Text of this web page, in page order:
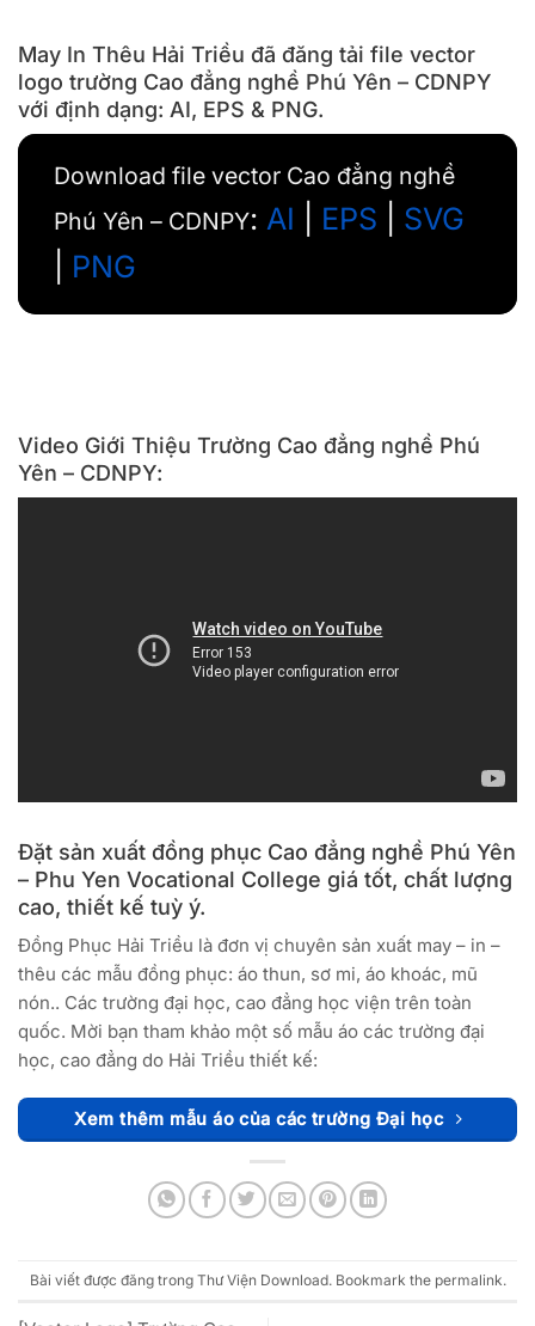
May In Thêu Hải Triều đã đăng tải file vector
logo trường Cao đẳng nghề Phú Yên – CDNPY
với định dạng: AI, EPS & PNG.
Download file vector Cao đẳng nghề
Phú Yên – CDNPY: AI EPS
SVG
PNG
Video Giới Thiệu Trường Cao đẳng nghề Phú
Yên – CDNPY:
Đặt sản xuất đồng phục Cao đẳng nghề Phú Yên
– Phu Yen Vocational College giá tốt, chất lượng
cao, thiết kế tuỳ ý.
Đồng Phục Hải Triều là đơn vị chuyên sản xuất may – in –
thêu các mẫu đồng phục: áo thun, sơ mi, áo khoác, mũ
nón.. Các trường đại học, cao đẳng học viện trên toàn
quốc. Mời bạn tham khảo một số mẫu áo các trường đại
học, cao đẳng do Hải Triều thiết kế:
Xem thêm mẫu áo của các trường Đại học
Bài viết được đăng trong Thư Viện Download. Bookmark the permalink.